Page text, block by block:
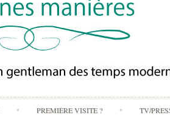
Skip
toPREMIÈRE VISITE ? TV/